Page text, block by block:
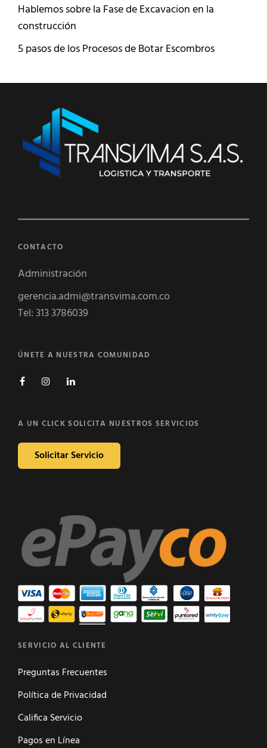
Hablemos sobre la Fase de Excavacion en la
construcción
5 pasos de los Procesos de Botar Escombros
CONTACTO
Administración
gerencia.admi@transvima.com.co
Tel: 313 3786039
ÚNETE A NUESTRA COMUNIDAD
FacebookInstagramLinkedin
A UN CLICK SOLICITA NUESTROS SERVICIOS
Solicitar Servicio
SERVICIO AL CLIENTE
Preguntas Frecuentes
Política de Privacidad
Califica Servicio
Pagos en Línea